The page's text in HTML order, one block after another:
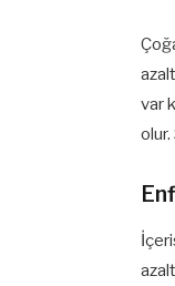
var
olur.